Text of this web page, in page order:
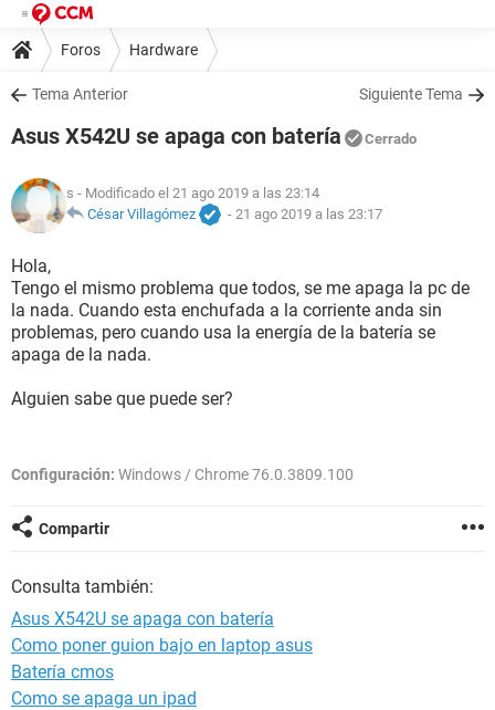
Foros Hardware
Tema Anterior Siguiente Tema
Asus X542U se apaga con batería Cerrado
s - Modificado el 21 ago 2019 a las 23:14
César Villagómez
- 21 ago 2019 a las 23:17
Hola,
Tengo el mismo problema que todos, se me apaga la pc de
la nada. Cuando esta enchufada a la corriente anda sin
problemas, pero cuando usa la energía de la batería se
apaga de la nada.
Alguien sabe que puede ser?
Configuración: Windows / Chrome 76.0.3809.100
Compartir
Consulta también:
Asus X542U se apaga con batería
Como poner guion bajo en laptop asus
Batería cmos
Como se apaga un ipad